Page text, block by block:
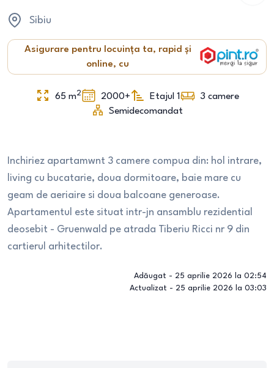
Sibiu
Asigurare pentru locuința ta, rapid și
online, cu
65 m2 2000+ Etajul 1 3 camere
Semidecomandat
Inchiriez apartamwnt 3 camere compua din: hol intrare,
living cu bucatarie, doua dormitoare, baie mare cu
geam de aeriaire si doua balcoane generoase.
Apartamentul este situat intr-jn ansamblu rezidential
deosebit - Gruenwald pe atrada Tiberiu Ricci nr 9 din
cartierul arhitectilor.
Adăugat - 25 aprilie 2026 la 02:54
Actualizat - 25 aprilie 2026 la 03:03